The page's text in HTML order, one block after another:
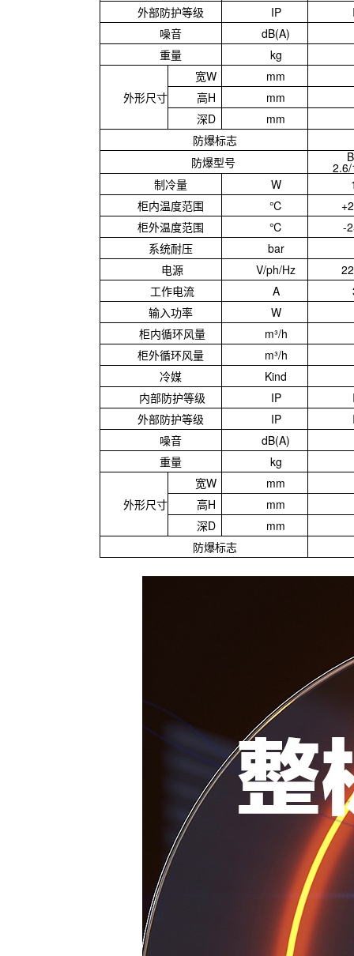
外部防护等级
IP
噪音
dB(A)
重量
kg
外形尺寸
宽W
mm
高H
mm
深D
mm
防爆标志
防爆型号
制冷量
W
柜内温度范围
℃
柜外温度范围
℃
-
系统耐压
bar
电源
V/ph/Hz
工作电流
A
输入功率
W
柜内循环风量
m³/h
柜外循环风量
m³/h
冷媒
Kind
内部防护等级
IP
外部防护等级
IP
噪音
dB(A)
重量
kg
外形尺寸
宽W
mm
高H
mm
深D
mm
防爆标志